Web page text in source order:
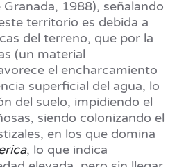
1988), señalando
territorio es debida a
del terreno, que por la
(un material
el encharcamiento
superficial del agua, lo
del suelo, impidiendo el
siendo colonizando el
en los que domina
, lo que indica